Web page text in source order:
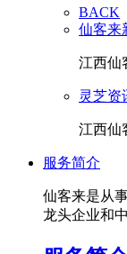
BACK
仙客来
江西仙
灵芝资
江西仙
服务简介
仙客来是从
龙头企业和